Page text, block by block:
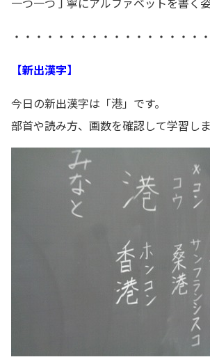
・・・・・・・・・・・・・・・・・
【新出漢字】
今日の新出漢字は「港」です。
部首や読み方、画数を確認して学習しま